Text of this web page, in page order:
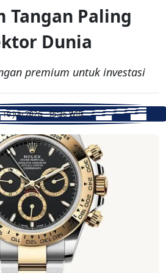
Tangan Paling
Dunia
premium untuk investasi
10 Jun 2026 - 15:36 WIB